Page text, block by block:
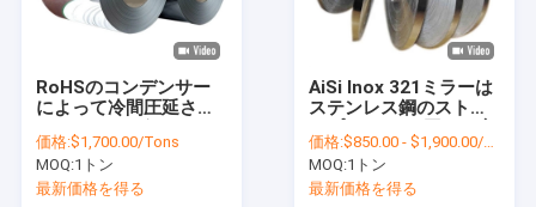
RoHSのコンデンサー
によって冷間圧延され
ル2Bの終わりの鋼鉄ス
トリップのコイル
価格:$1,700.00/Tons
MOQ:1トン
最新価格を得る
AiSi Inox 321ミラーは
ステンレス鋼のストリ
いた
価格:$850.00 - $1,900.00/Tons
MOQ:1トン
最新価格を得る